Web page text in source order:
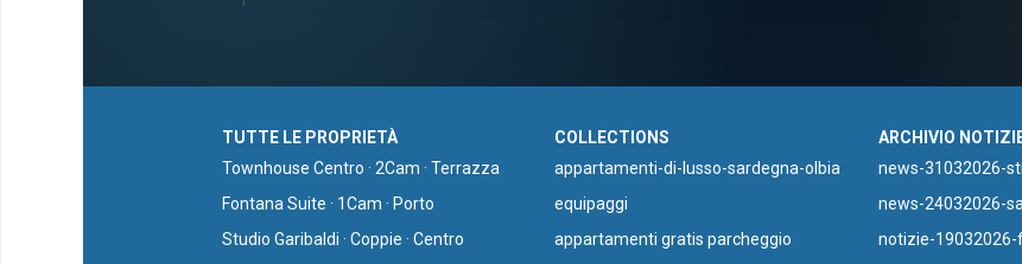
TUTTE LE PROPRIETÀ
Townhouse Centro · 2Cam · Terrazza
Fontana Suite · 1Cam · Porto
Studio Garibaldi · Coppie · Centro
COLLECTIONS
⁠appartamenti-di-lusso-sardegna-olbia
equipaggi
appartamenti gratis parcheggio
ARCHIVIO
news-31032026-
news-24032026-
notizie-